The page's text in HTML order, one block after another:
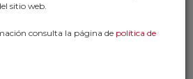
sitio web.
consulta la página de política de